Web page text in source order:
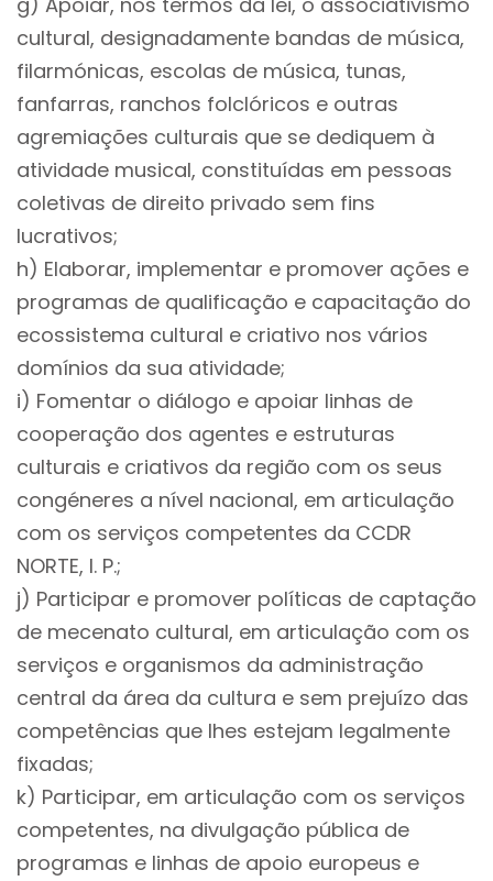
cultural, designadamente bandas de música,
filarmónicas, escolas de música, tunas,
fanfarras, ranchos folclóricos e outras
agremiações culturais que se dediquem à
atividade musical, constituídas em pessoas
coletivas de direito privado sem fins
lucrativos;
h) Elaborar, implementar e promover ações e
programas de qualificação e capacitação do
ecossistema cultural e criativo nos vários
domínios da sua atividade;
i) Fomentar o diálogo e apoiar linhas de
cooperação dos agentes e estruturas
culturais e criativos da região com os seus
congéneres a nível nacional, em articulação
com os serviços competentes da CCDR
NORTE, I. P.;
j) Participar e promover políticas de captação
de mecenato cultural, em articulação com os
serviços e organismos da administração
central da área da cultura e sem prejuízo das
competências que lhes estejam legalmente
fixadas;
k) Participar, em articulação com os serviços
competentes, na divulgação pública de
programas e linhas de apoio europeus e